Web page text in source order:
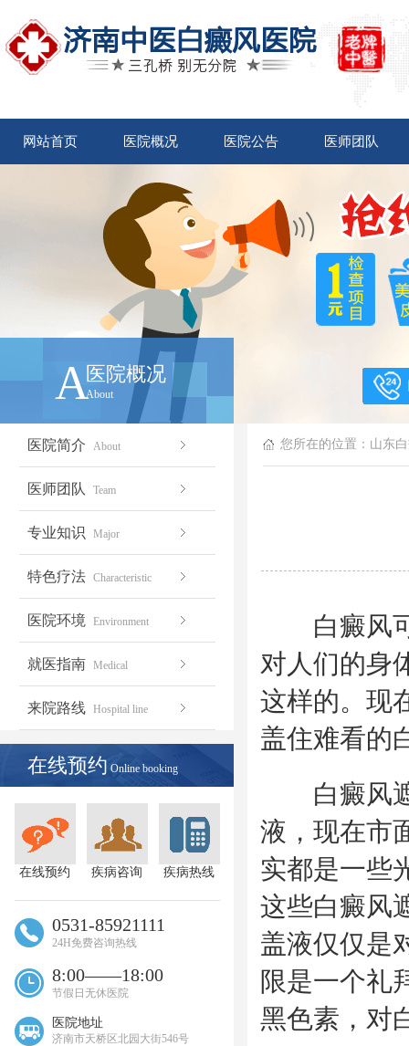
网站首页 医院概况 医院公告 医师团队
A医院概况
About
医院简介 About
医师团队 Team
专业知识 Major
特色疗法 Characteristic
医院环境 Environment
就医指南 Medical
来院路线 Hospital line
在线预约 Online booking
在线预约 疾病咨询 疾病热线
0531-85921111
24H免费咨询热线
8:00——18:00
节假日无休医院
医院地址
济南市天桥区北园大街546号
您所在的位置： 山东
白癜风可
对人们的身
这样的。现
盖住难看的
白癜风遮
液，现在市
实都是一些
这些白癜风
盖液仅仅是
限是一个礼
黑色素，对